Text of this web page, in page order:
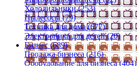
Холодильники (253)
Пылесосы (79)
Техника для дома (677)
Электроника для детей (20)
Бизнес (689)
Продажа бизнеса (216)
Оборудование для бизнеса (404)